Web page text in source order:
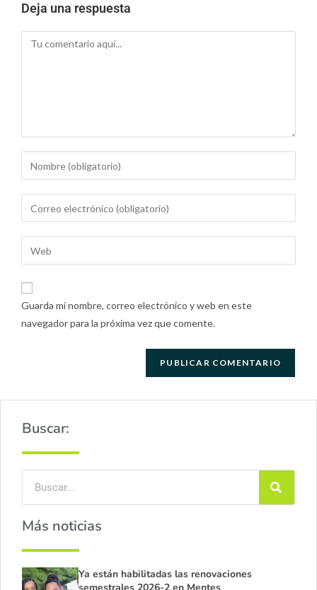
Deja una respuesta
Guarda mi nombre, correo electrónico y web en este
navegador para la próxima vez que comente.
Buscar:
Más noticias
Ya están habilitadas las renovaciones